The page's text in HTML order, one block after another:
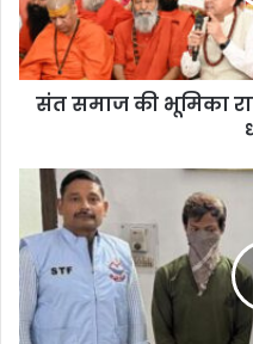
संत समाज की भूमिका